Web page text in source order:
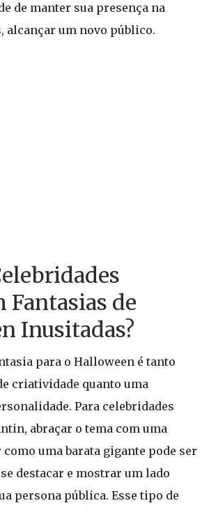
de manter sua presença na
alcançar um novo público.
Fantasias de
Inusitadas?
para o Halloween é tanto
criatividade quanto uma
Para celebridades
abraçar o tema com uma
uma barata gigante pode ser
destacar e mostrar um lado
persona pública. Esse tipo de